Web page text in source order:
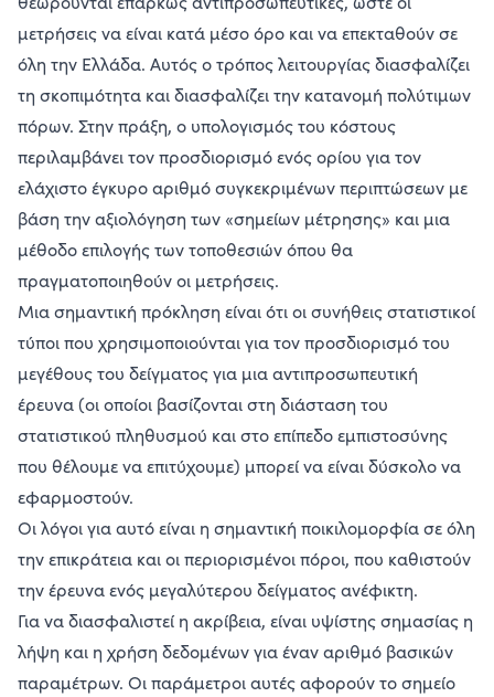
μετρήσεις να είναι κατά μέσο όρο και να επεκταθούν σε
όλη την Ελλάδα. Αυτός ο τρόπος λειτουργίας διασφαλίζει
τη σκοπιμότητα και διασφαλίζει την κατανομή πολύτιμων
πόρων. Στην πράξη, ο υπολογισμός του κόστους
περιλαμβάνει τον προσδιορισμό ενός ορίου για τον
ελάχιστο έγκυρο αριθμό συγκεκριμένων περιπτώσεων με
βάση την αξιολόγηση των «σημείων μέτρησης» και μια
μέθοδο επιλογής των τοποθεσιών όπου θα
πραγματοποιηθούν οι μετρήσεις.
Μια σημαντική πρόκληση είναι ότι οι συνήθεις στατιστικοί
τύποι που χρησιμοποιούνται για τον προσδιορισμό του
μεγέθους του δείγματος για μια αντιπροσωπευτική
έρευνα (οι οποίοι βασίζονται στη διάσταση του
στατιστικού πληθυσμού και στο επίπεδο εμπιστοσύνης
που θέλουμε να επιτύχουμε) μπορεί να είναι δύσκολο να
εφαρμοστούν.
Οι λόγοι για αυτό είναι η σημαντική ποικιλομορφία σε όλη
την επικράτεια και οι περιορισμένοι πόροι, που καθιστούν
την έρευνα ενός μεγαλύτερου δείγματος ανέφικτη.
Για να διασφαλιστεί η ακρίβεια, είναι υψίστης σημασίας η
λήψη και η χρήση δεδομένων για έναν αριθμό βασικών
παραμέτρων. Οι παράμετροι αυτές αφορούν το σημείο